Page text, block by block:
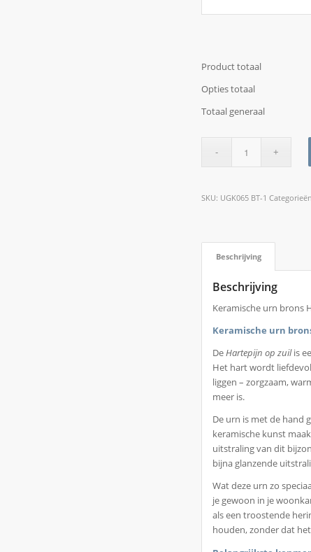
Product totaal
Opties totaal
Totaal generaal
SKU: UGK065 BT-1
Beschrijving
Beschrijving
Keramische urn brons
Keramische urn
DeHartepijn op zuilis
Het hart wordt
liggen – zorgzaam,
meer is.
De urn is met de hand
keramische kunst
uitstraling van dit
bijna glanzende
Wat deze urn zo
je gewoon in je
als een troostende
houden, zonder dat